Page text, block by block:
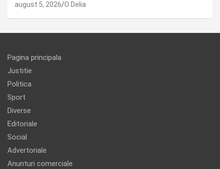
august 5, 2026 O Delia
Pagina principala
Justitie
Politica
Sport
Diverse
Editoriale
Social
Advertoriale
Anunturi comerciale